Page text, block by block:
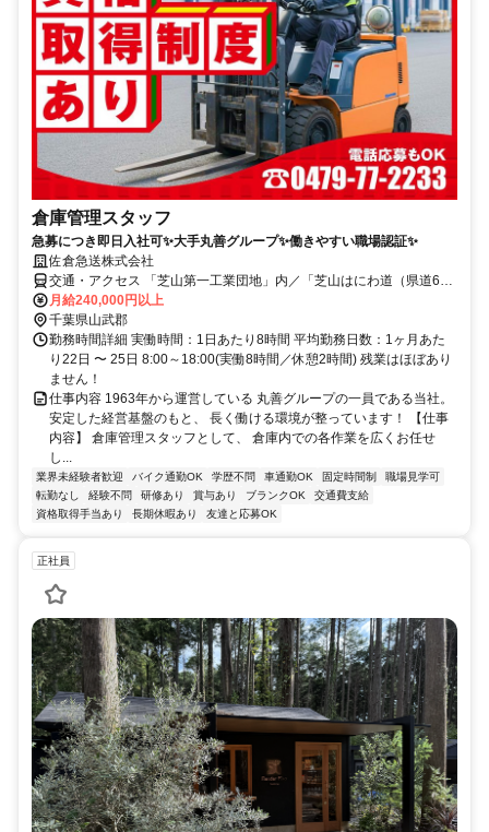
倉庫管理スタッフ
急募につき即日入社可✨大手丸善グループ✨働きやすい職場認証✨
佐倉急送株式会社
交通・アクセス 「芝山第一工業団地」内／「芝山はにわ道（県道62
号）」から車でスグ！
月給240,000円以上
千葉県山武郡
勤務時間詳細 実働時間：1日あたり8時間 平均勤務日数：1ヶ月あた
り22日 〜 25日 8:00～18:00(実働8時間／休憩2時間) 残業はほぼあり
ません！
仕事内容 1963年から運営している 丸善グループの一員である当社。
安定した経営基盤のもと、 長く働ける環境が整っています！ 【仕事
内容】 倉庫管理スタッフとして、 倉庫内での各作業を広くお任せ
し...
業界未経験者歓迎 バイク通勤OK 学歴不問 車通勤OK 固定時間制
職場見学可
転勤なし
経験不問 研修あり 賞与あり ブランクOK
交通費支給
資格取得手当あり
長期休暇あり 友達と応募OK
正社員